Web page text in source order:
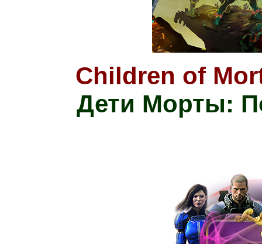
Children of
Дети Морты: